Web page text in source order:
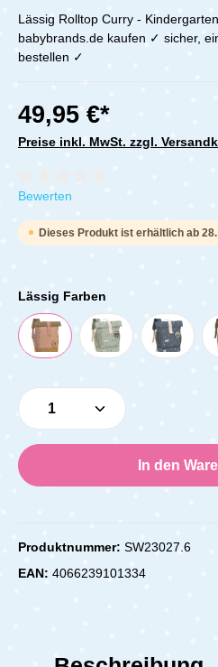
Lässig Rolltop Curry -
babybrands.de kaufen ✓ sicher,
bestellen ✓
49,95 €*
Preise inkl. MwSt. zzgl.
Durchschnittliche Bewertung von 0
Bewerten
Dieses Produkt ist erhältlich ab
Lässig Farben
Produkt Anzahl: Gib
In den
Produktnummer: SW23027.6
EAN: 4066239101334